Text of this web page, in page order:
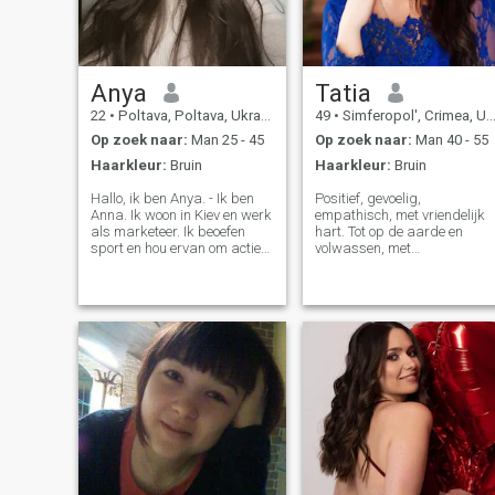
heb.
Anya
22 • Poltava, Poltava, Ukraïne
Op zoek naar: Man 25 - 45
Haarkleur: Bruin
Hallo, ik ben Anya. - Ik ben
Anna. Ik woon in Kiev en werk
als marketeer. Ik beoefen
sport en hou ervan om actief
naar films en geef er
commentaar op. Ik ben erg
sociaal - soms zelfs tot het
punt van een beetje te veel 😆
Tatia
49 • Simferopol', Crimea, Ukraïne
Op zoek naar: Man 40 - 55
Haarkleur: Bruin
Positief, gevoelig,
empathisch, met vriendelijk
hart. Tot op de aarde en
volwassen, met
gelukkige momenten, maar
ook geconcentreerd en
serieus wanneer het leven
niet gemakkelijk wordt.
Klaar om mijn Mr. rechts te
ontmoeten en om een sterke
liefdevolle relatie te creëren
tot het einde Klaar voor
videogesprek zodra we echte
interesse voor elkaar en voor
persoonlijke ontmoeting in